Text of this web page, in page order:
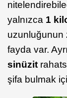
yalnızca 1
uzunluğunun
fayda var.
sinüzit
şifa bulmak